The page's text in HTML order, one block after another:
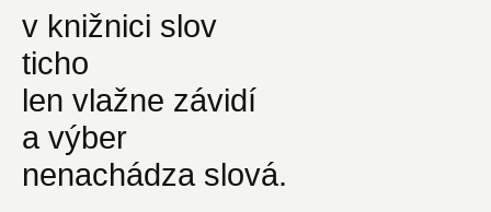
v knižnici slov
ticho
len vlažne závidí
a výber
nenachádza slová.